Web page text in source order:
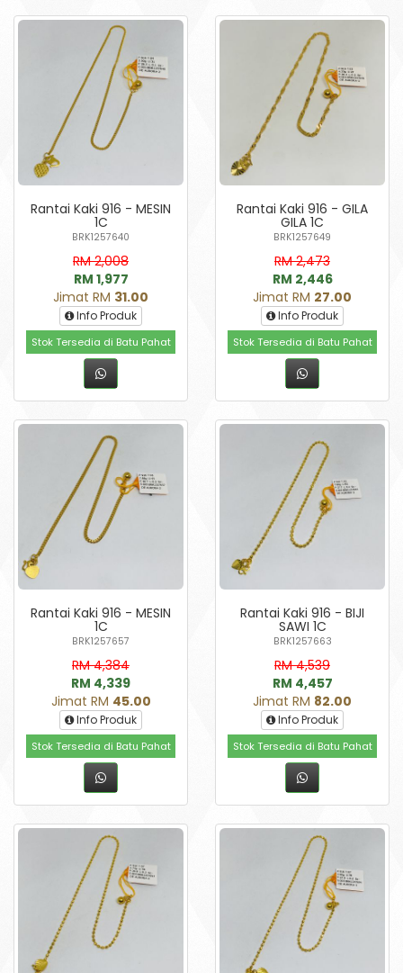
Rantai Kaki 916 - MESIN
1C
BRK1257640
RM 2,008
RM 1,977
Jimat RM 31.00
Info Produk
Stok Tersedia di Batu Pahat
Rantai Kaki 916 - GILA
GILA 1C
BRK1257649
RM 2,473
RM 2,446
Jimat RM 27.00
Info Produk
Stok Tersedia di Batu Pahat
Rantai Kaki 916 - MESIN
1C
BRK1257657
RM 4,384
RM 4,339
Jimat RM 45.00
Info Produk
Stok Tersedia di Batu Pahat
Rantai Kaki 916 - BIJI
SAWI 1C
BRK1257663
RM 4,539
RM 4,457
Jimat RM 82.00
Info Produk
Stok Tersedia di Batu Pahat